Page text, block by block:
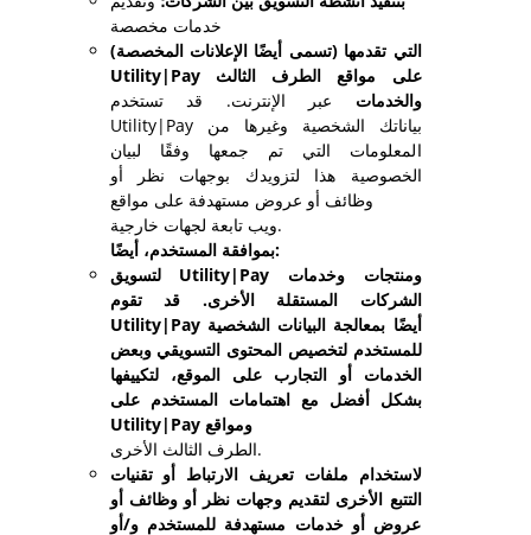
خدمات مخصصة
(تسمى أيضًا الإعلانات المخصصة) التي تقدمها
Utility|Pay على مواقع الطرف الثالث
والخدمات عبر الإنترنت. قد تستخدم
Utility|Pay بياناتك الشخصية وغيرها من
المعلومات التي تم جمعها وفقًا لبيان
الخصوصية هذا لتزويدك بوجهات نظر أو
وظائف أو عروض مستهدفة على مواقع
ويب تابعة لجهات خارجية.
بموافقة المستخدم، أيضًا:
لتسويق Utility|Pay ومنتجات وخدمات
الشركات المستقلة الأخرى. قد تقوم
Utility|Pay أيضًا بمعالجة البيانات الشخصية
للمستخدم لتخصيص المحتوى التسويقي وبعض
الخدمات أو التجارب على الموقع، لتكييفها
بشكل أفضل مع اهتمامات المستخدم على
Utility|Pay ومواقع
الطرف الثالث الأخرى.
لاستخدام ملفات تعريف الارتباط أو تقنيات
التتبع الأخرى لتقديم وجهات نظر أو وظائف أو
عروض أو خدمات مستهدفة للمستخدم و/أو